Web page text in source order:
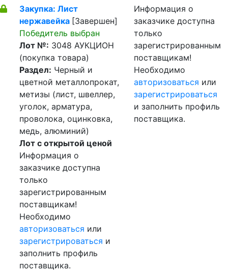
Закупка: Лист
нержавейка [Завершен]
Победитель выбран
Лот №: 3048 АУКЦИОН
(покупка товара)
Раздел: Черный и
цветной металлопрокат,
метизы (лист, швеллер,
уголок, арматура,
проволока, оцинковка,
медь, алюминий)
Лот с открытой ценой
Информация о
заказчике доступна
только
зарегистрированным
поставщикам!
Необходимо
авторизоваться или
зарегистрироваться и
заполнить профиль
поставщика.
Информация о
заказчике доступна
только
зарегистрированным
поставщикам!
Необходимо
авторизоваться или
зарегистрироваться
и заполнить профиль
поставщика.